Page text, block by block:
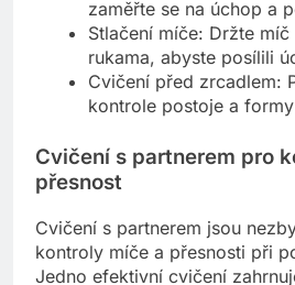
zaměřte se na úchop a
Stlačení míče: Držte
rukama, abyste posílili
Cvičení před zrcadlem:
kontrole postoje a
Cvičení s partnerem pro
přesnost
Cvičení s partnerem jsou
kontroly míče a přesnosti při
Jedno efektivní cvičení